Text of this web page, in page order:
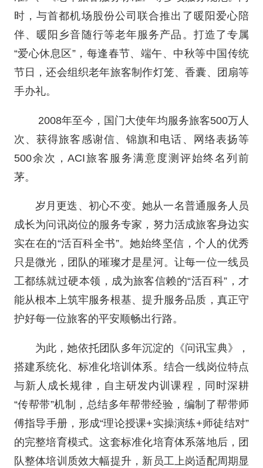
时，与首都机场股份公司联合推出了暖阳爱心陪
伴、暖阳乡音随行等老年服务产品。打造了专属
“爱心休息区”，每逢春节、端午、中秋等中国传统
节日，还会组织老年旅客制作灯笼、香囊、团扇等
手办礼。
2008年至今，国门大使年均服务旅客500万人
次、获得旅客感谢信、锦旗和电话、网络表扬等
500余次，ACI旅客服务满意度测评始终名列前
茅。
岁月更迭、初心不变。她从一名普通服务人员
成长为问讯岗位的服务专家，努力活成旅客身边实
实在在的“活百科全书”。她始终坚信，个人的优秀
只是微光，团队的璀璨才是星河。让每一位一线员
工都练就过硬本领，成为旅客信赖的“活百科”，才
能从根本上筑牢服务根基、提升服务品质，真正守
护好每一位旅客的平安顺畅出行路。
为此，她依托团队多年沉淀的《问讯宝典》，
搭建系统化、标准化培训体系。结合一线岗位特点
与新人成长规律，自主研发内训课程，同时深耕
“传帮带”机制，总结多年帮带经验，编制了帮带师
傅指导手册，形成“理论授课+实操演练+师徒结对”
的完整培育模式。这套标准化培育体系落地后，团
队整体培训质效大幅提升，新员工上岗适配周期显